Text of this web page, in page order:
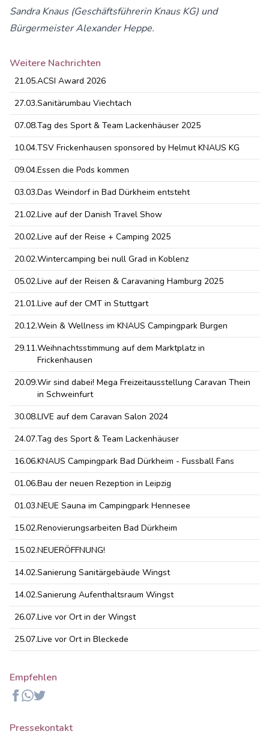
Sandra Knaus (Geschäftsführerin Knaus KG) und
Bürgermeister Alexander Heppe.
Weitere Nachrichten
21.05.ACSI Award 2026
27.03.Sanitärumbau Viechtach
07.08.Tag des Sport & Team Lackenhäuser 2025
10.04.TSV Frickenhausen sponsored by Helmut KNAUS KG
09.04.Essen die Pods kommen
03.03.Das Weindorf in Bad Dürkheim entsteht
21.02.Live auf der Danish Travel Show
20.02.Live auf der Reise + Camping 2025
20.02.Wintercamping bei null Grad in Koblenz
05.02.Live auf der Reisen & Caravaning Hamburg 2025
21.01.Live auf der CMT in Stuttgart
20.12.Wein & Wellness im KNAUS Campingpark Burgen
29.11.Weihnachtsstimmung auf dem Marktplatz in
Frickenhausen
20.09.Wir sind dabei! Mega Freizeitausstellung Caravan Thein
in Schweinfurt
30.08.LIVE auf dem Caravan Salon 2024
24.07.Tag des Sport & Team Lackenhäuser
16.06.KNAUS Campingpark Bad Dürkheim - Fussball Fans
01.06.Bau der neuen Rezeption in Leipzig
01.03.NEUE Sauna im Campingpark Hennesee
15.02.Renovierungsarbeiten Bad Dürkheim
15.02.NEUERÖFFNUNG!
14.02.Sanierung Sanitärgebäude Wingst
14.02.Sanierung Aufenthaltsraum Wingst
26.07.Live vor Ort in der Wingst
25.07.Live vor Ort in Bleckede
Empfehlen
Facebook
Whatsapp
Twitter
Pressekontakt